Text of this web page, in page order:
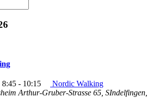
8:45 - 10:15
Nordic Walking
Arthur-Gruber-Strasse 65, SIndelfingen,